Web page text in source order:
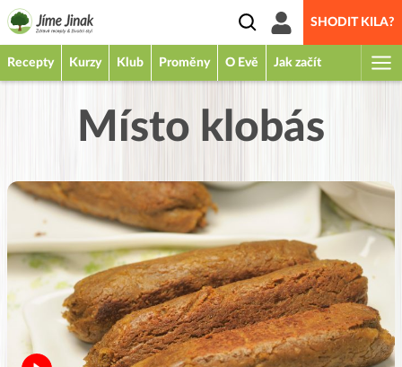
SHODIT KILA?
Recepty Kurzy Klub Proměny O Evě Jak začít
Místo klobás